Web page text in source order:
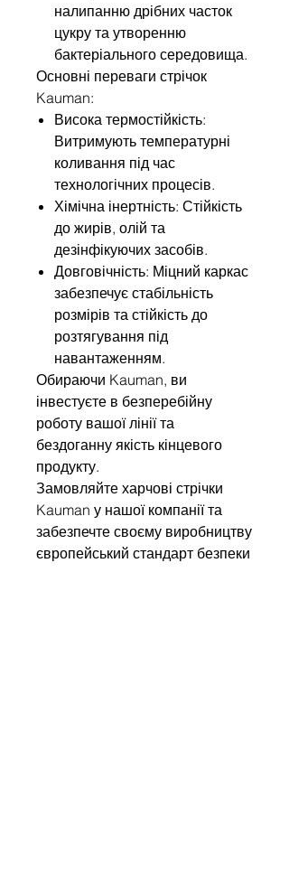
налипанню дрібних часток
цукру та утворенню
бактеріального середовища.
Основні переваги стрічок
Kauman:
Висока термостійкість:
Витримують температурні
коливання під час
технологічних процесів.
Хімічна інертність: Стійкість
до жирів, олій та
дезінфікуючих засобів.
Довговічність: Міцний каркас
забезпечує стабільність
розмірів та стійкість до
розтягування під
навантаженням.
Обираючи Kauman, ви
інвестуєте в безперебійну
роботу вашої лінії та
бездоганну якість кінцевого
продукту.
Замовляйте харчові стрічки
Kauman у нашої компанії та
забезпечте своєму виробництву
європейський стандарт безпеки